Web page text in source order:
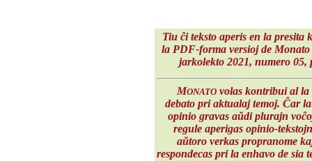
Tiu ĉi teksto aperis en la presita
la PDF-forma versioj de Monato
jarkolekto 2021, numero 05,
MONATO volas kontribui al la
debato pri aktualaj temoj. Ĉar
opinio gravas aŭdi plurajn
regule aperigas opinio-
aŭtoro verkas propranome
respondecas pri la enhavo de sia